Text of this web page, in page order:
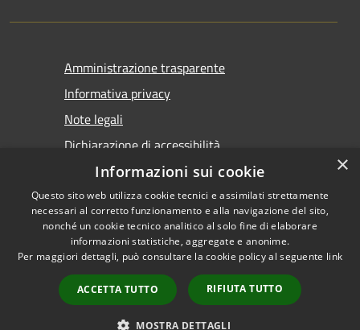
Amministrazione trasparente
Informativa privacy
Note legali
Dichiarazione di accessibilità
Accessibilità
Copyright © 2026 • Comune di
Tirano • Powered by
Municipium•
Accesso
redazione
×
Informazioni sui cookie
Questo sito web utilizza cookie tecnici e assimilati strettamente
necessari al corretto funzionamento e alla navigazione del sito,
nonché un cookie tecnico analitico al solo fine di elaborare
informazioni statistiche, aggregate e anonime.
Per maggiori dettagli, può consultare la cookie policy al seguente link
ACCETTA TUTTO RIFIUTA TUTTO
MOSTRA DETTAGLI